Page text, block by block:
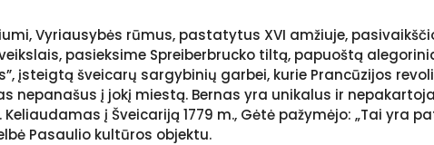
Vyriausybės rūmus, pastatytus XVI amžiuje,
pasieksime Spreiberbrucko tiltą, papuoštą
įsteigtą šveicarų sargybinių garbei, kurie Prancūzijos
nepanašus į jokį miestą. Bernas yra unikalus ir
į Šveicariją 1779 m., Gėtė pažymėjo: „Tai yra
Pasaulio kultūros objektu.